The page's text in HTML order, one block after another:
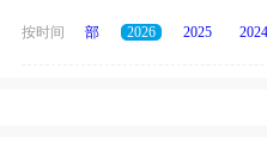
按时间 全部 2026 2025 2024